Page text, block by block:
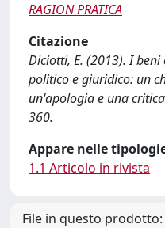
RAGION PRATICA
Citazione
Diciotti, E. (2013). I
politico e giuridico: un
un'apologia e una
360.
Appare nelle
1.1 Articolo in rivista
File in questo prodotto: